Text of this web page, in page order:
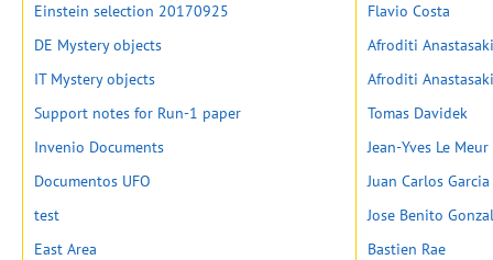
Einstein selection 20170925
Flavio Costa
DE Mystery objects
Afroditi Anastasaki
IT Mystery objects
Afroditi Anastasaki
Support notes for Run-1 paper
Tomas Davidek
Invenio Documents
Jean-Yves Le Meur
Documentos UFO
Juan Carlos
test
Jose Benito
East Area
Bastien Rae